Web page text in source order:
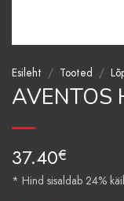
Esileht / Tooted /
AVENTOS
37.40€
* Hind sisaldab 24%